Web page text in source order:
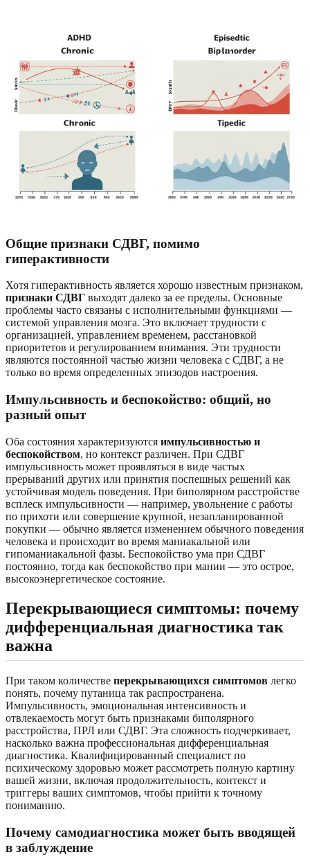
Общие признаки СДВГ, помимо
гиперактивности
Хотя гиперактивность является хорошо известным признаком,
признаки СДВГ выходят далеко за ее пределы. Основные
проблемы часто связаны с исполнительными функциями —
системой управления мозга. Это включает трудности с
организацией, управлением временем, расстановкой
приоритетов и регулированием внимания. Эти трудности
являются постоянной частью жизни человека с СДВГ, а не
только во время определенных эпизодов настроения.
Импульсивность и беспокойство: общий, но
разный опыт
Оба состояния характеризуются импульсивностью и
беспокойством, но контекст различен. При СДВГ
импульсивность может проявляться в виде частых
прерываний других или принятия поспешных решений как
устойчивая модель поведения. При биполярном расстройстве
всплеск импульсивности — например, увольнение с работы
по прихоти или совершение крупной, незапланированной
покупки — обычно является изменением обычного поведения
человека и происходит во время маниакальной или
гипоманиакальной фазы. Беспокойство ума при СДВГ
постоянно, тогда как беспокойство при мании — это острое,
высокоэнергетическое состояние.
Перекрывающиеся симптомы: почему
дифференциальная диагностика так
важна
При таком количестве перекрывающихся симптомов легко
понять, почему путаница так распространена.
Импульсивность, эмоциональная интенсивность и
отвлекаемость могут быть признаками биполярного
расстройства, ПРЛ или СДВГ. Эта сложность подчеркивает,
насколько важна профессиональная дифференциальная
диагностика. Квалифицированный специалист по
психическому здоровью может рассмотреть полную картину
вашей жизни, включая продолжительность, контекст и
триггеры ваших симптомов, чтобы прийти к точному
пониманию.
Почему самодиагностика может быть вводящей
в заблуждение